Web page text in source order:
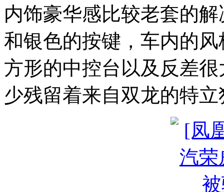
内饰豪华感比较老套的
和银色的按键，车内的
方形的中控台以及反差
少残留着来自双龙的特